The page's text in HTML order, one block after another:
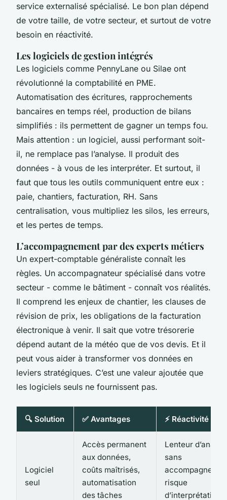
service externalisé spécialisé. Le bon plan dépend
de votre taille, de votre secteur, et surtout de votre
besoin en réactivité.
Les logiciels de gestion intégrés
Les logiciels comme PennyLane ou Silae ont
révolutionné la comptabilité en PME.
Automatisation des écritures, rapprochements
bancaires en temps réel, production de bilans
simplifiés : ils permettent de gagner un temps fou.
Mais attention : un logiciel, aussi performant soit-
il, ne remplace pas l’analyse. Il produit des
données - à vous de les interpréter. Et surtout, il
faut que tous les outils communiquent entre eux :
paie, chantiers, facturation, RH. Sans
centralisation, vous multipliez les silos, les erreurs,
et les pertes de temps.
L’accompagnement par des experts métiers
Un expert-comptable généraliste connaît les
règles. Un accompagnateur spécialisé dans votre
secteur - comme le bâtiment - connaît vos réalités.
Il comprend les enjeux de chantier, les clauses de
révision de prix, les obligations de la facturation
électronique à venir. Il sait que votre trésorerie
dépend autant de la météo que de vos devis. Et il
peut vous aider à transformer vos données en
leviers stratégiques. C’est une valeur ajoutée que
les logiciels seuls ne fournissent pas.
🔍 Solution ✅ Avantages ⚡ Réactivité
Logiciel
seul
Accès permanent
aux données,
coûts maîtrisés,
automatisation
des tâches
Lenteur
sans
risque
d’interprétation